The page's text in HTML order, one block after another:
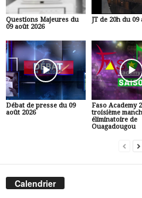
Questions Majeures du
09 août 2026
JT de 20h du 09
Débat de presse du 09
août 2026
Faso Academy
troisième
éliminatoire de
Ouagadougou
Calendrier